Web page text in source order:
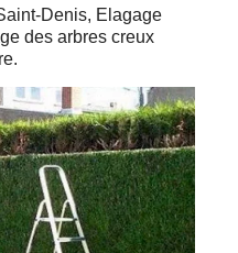
Denis, Elagage
des arbres creux